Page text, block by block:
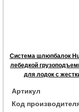
Система шлюпбалок
лебедкой
для лодок с
Артикул
Код